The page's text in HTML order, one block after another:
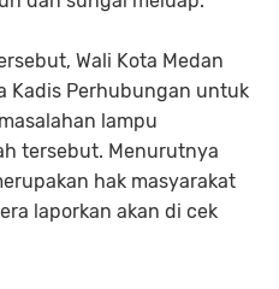
Wali Kota Medan
Kadis Perhubungan untuk
lampu
tersebut. Menurutnya
hak masyarakat
laporkan akan di cek